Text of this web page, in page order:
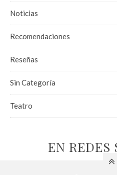
Noticias
Recomendaciones
Reseñas
Sin Categoría
Teatro
EN REDES